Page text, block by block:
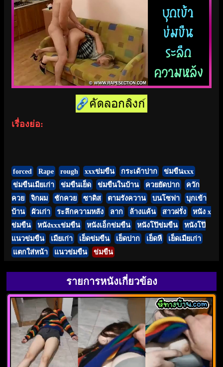
เรื่องย่อ:
forced Rape rough xxxข่มขืน กระเด้าปาก
ข่มขืนxxx
ข่มขืนเมียเก่า
ข่มขืนเย็ด ข่มขืนในบ้าน ควยยัดปาก
ควัก
ควย
จิกผม ชักควย ซาดิส ตามรังควาน บนโซฟา
บุกเข้า
บ้าน
ผัวเก่า ระลึกความหลัง ลาก ล้างแค้น สาวฝรั่ง
หนัง x
ข่มขืน
หนังxxxข่มขืน หนังเอ็กข่มขืน หนังโป๊ข่มขืน
หนังโป๊
แนวข่มขืน
เมียเก่า เย็ดข่มขืน เย็ดปาก เย็ดหี
เย็ดเมียเก่า
แตกใส่หน้า
แนวข่มขืน ข่มขืน
รายการหนังเกี่ยวข้อง